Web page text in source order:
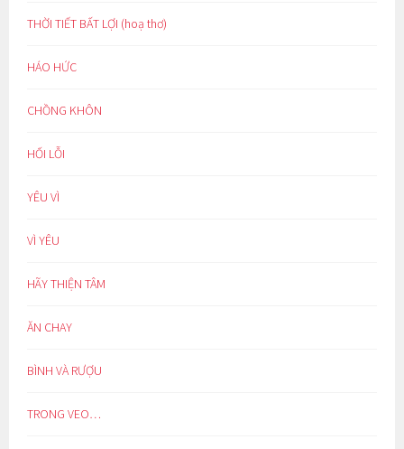
THỜI TIẾT BẤT LỢI (hoạ thơ)
HÁO HỨC
CHỒNG KHÔN
HỐI LỖI
YÊU VÌ
VÌ YÊU
HÃY THIỆN TÂM
ĂN CHAY
BÌNH VÀ RƯỢU
TRONG VEO…